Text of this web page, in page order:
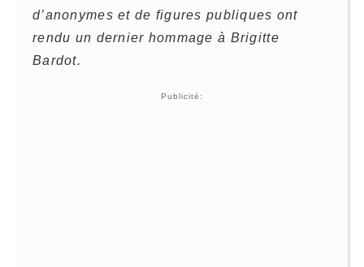
d’anonymes et de figures publiques ont
rendu un dernier hommage à Brigitte
Bardot.
Publicité: